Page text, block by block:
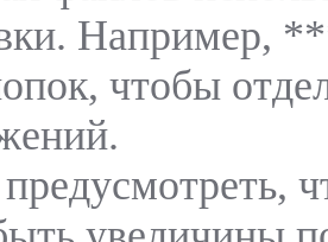
Например,
чтобы